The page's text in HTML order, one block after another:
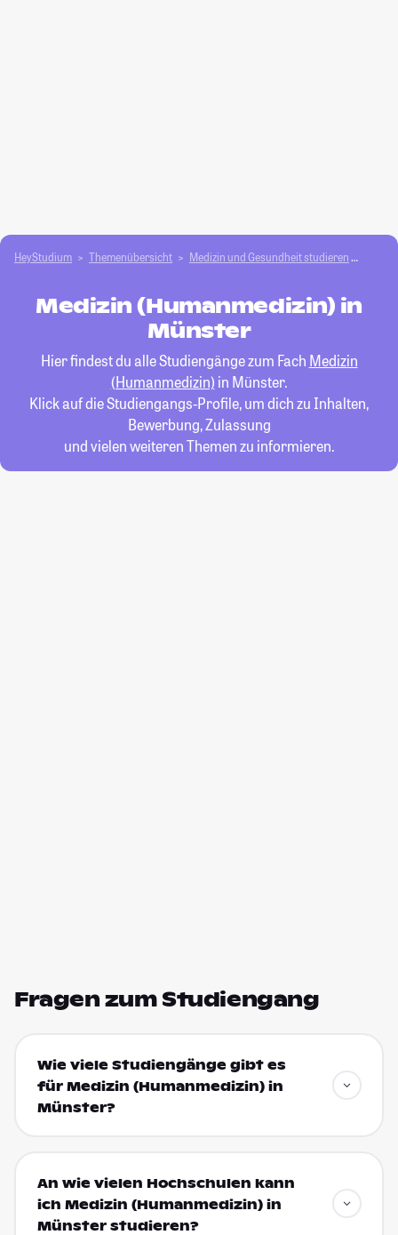
HeyStudium Themenübersicht Medizin und Gesundheit studieren
Medizin (Humanmedizin) in
Münster
Hier findest du alle Studiengänge zum Fach Medizin
(Humanmedizin) in Münster.
Klick auf die Studiengangs-Profile, um dich zu Inhalten,
Bewerbung, Zulassung
und vielen weiteren Themen zu informieren.
Fragen zum Studiengang
Wie viele Studiengänge gibt es
für Medizin (Humanmedizin) in
Münster?
An wie vielen Hochschulen kann
ich Medizin (Humanmedizin) in
Münster studieren?